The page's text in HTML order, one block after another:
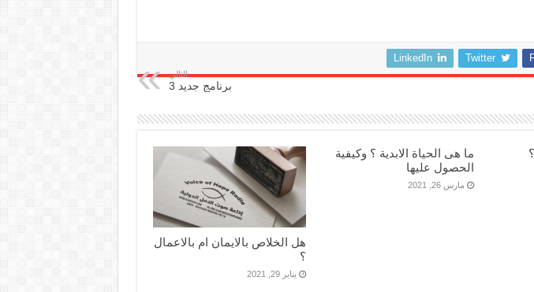
Twitter
LinkedIn
التالي
برنامج جديد 3
ما هى الحياة الابدية ؟ وكيفية
الحصول عليها
مارس 26, 2021
هل الخلاص بالايمان ام بالاعمال
؟
يناير 29, 2021